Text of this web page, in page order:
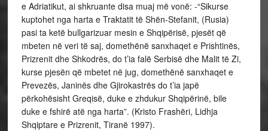
e Adriatikut, ai shkruante disa muaj më vonë: -“Sikurse
kuptohet nga harta e Traktatit të Shën-Stefanit, (Rusia)
pasi ta ketë bullgarizuar mesin e Shqipërisë, pjesët që
mbeten në veri të saj, domethënë sanxhaqet e Prishtinës,
Prizrenit dhe Shkodrës, do t’ia falë Serbisë dhe Malit të Zi,
kurse pjesën që mbetet në jug, domethënë sanxhaqet e
Prevezës, Janinës dhe Gjirokastrës do t’ia japë
përkohësisht Greqisë, duke e zhdukur Shqipërinë, bile
duke e fshirë atë nga harta”. (Kristo Frashëri, Lidhja
Shqiptare e Prizrenit, Tiranë 1997).